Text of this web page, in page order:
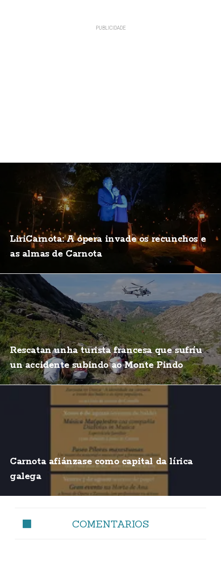
LiriCarnota: A ópera invade os recunchos e
as almas de Carnota
Rescatan unha turista francesa que sufríu
un accidente subindo ao Monte Pindo
Carnota afiánzase como capital da lírica
galega
COMENTARIOS